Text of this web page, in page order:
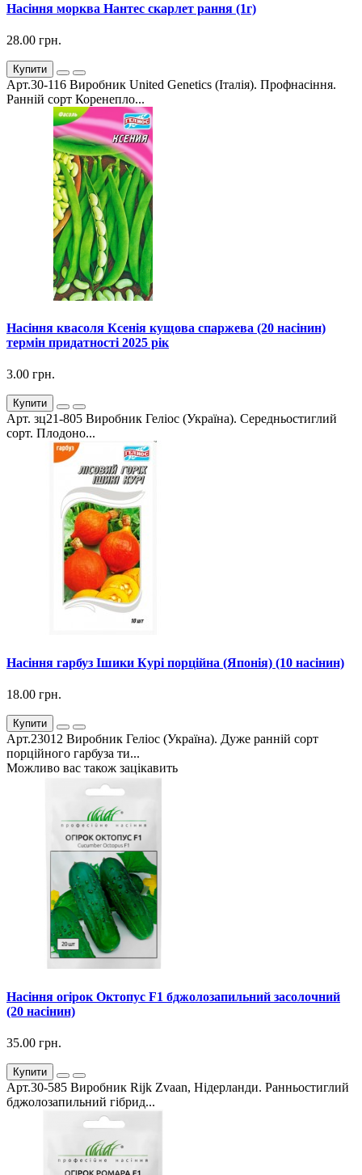
Насіння морква Нантес скарлет рання (1г)
28.00 грн.
Купити
Арт.30-116 Виробник United Genetics (Італія). Профнасіння.
Ранній сорт Коренепло...
Насіння квасоля Ксенія кущова спаржева (20 насінин)
термін придатності 2025 рік
3.00 грн.
Купити
Арт. зц21-805 Виробник Геліос (Україна). Середньостиглий
сорт. Плодоно...
Насіння гарбуз Ішики Курі порційна (Японія) (10 насінин)
18.00 грн.
Купити
Арт.23012 Виробник Геліос (Україна). Дуже ранній сорт
порційного гарбуза ти...
Можливо вас також зацікавить
Насіння огірок Октопус F1 бджолозапильний засолочний
(20 насінин)
35.00 грн.
Купити
Арт.30-585 Виробник Rijk Zvaan, Нідерланди. Ранньостиглий
бджолозапильний гібрид...